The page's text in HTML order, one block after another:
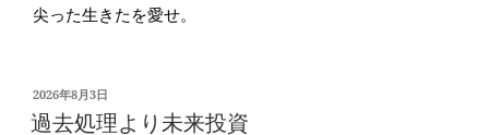
尖った生きたを愛せ。
投
稿
2026年8月3日
過去処理より未来投資